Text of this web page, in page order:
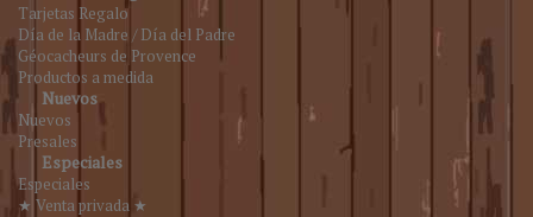
Tarjetas Regalo
Día de la Madre / Día del Padre
Géocacheurs de Provence
Productos a medida
Nuevos
Nuevos
Presales
Especiales
Especiales
★ Venta privada ★